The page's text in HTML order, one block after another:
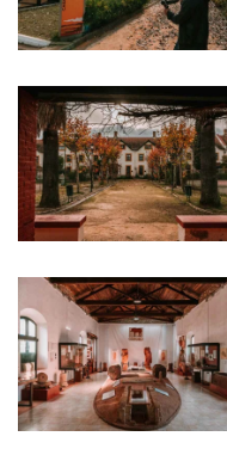
Ampliar
Ampliar